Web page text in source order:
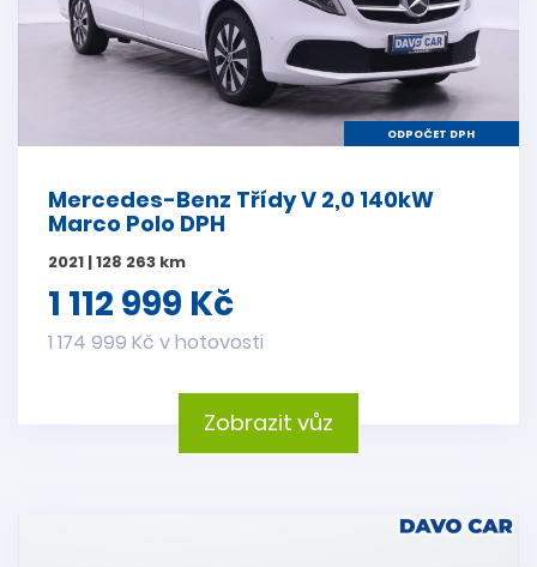
ODPOČET DPH
Mercedes-Benz Třídy V 2,0 140kW
Marco Polo DPH
2021 | 128 263 km
1 112 999 Kč
1 174 999 Kč v hotovosti
Zobrazit vůz